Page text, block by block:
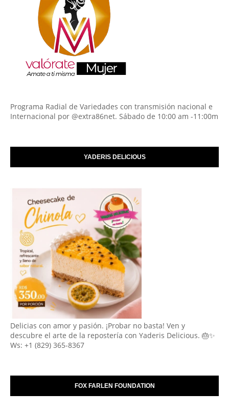
Programa Radial de Variedades con transmisión nacional e
Internacional por @extra86net. Sábado de 10:00 am -11:00m
YADERIS DELICIOUS
Delicias con amor y pasión. ¡Probar no basta! Ven y
descubre el arte de la repostería con Yaderis Delicious. 🎂✨
Ws: +1 (829) 365-8367
FOX FARLEN FOUNDATION